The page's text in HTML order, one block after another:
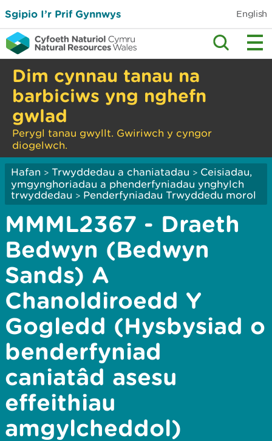
Sgipio I’r Prif Gynnwys English
Dim cynnau tanau na
barbiciws yng nghefn
gwlad
Perygl tanau gwyllt. Gwiriwch y cyngor
diogelwch.
Hafan > Trwyddedau a chaniatadau > Ceisiadau,
ymgynghoriadau a phenderfyniadau ynghylch
trwyddedau > Penderfyniadau Trwyddedu morol
MMML2367 - Draeth
Bedwyn (Bedwyn
Sands) A
Chanoldiroedd Y
Gogledd (Hysbysiad o
benderfyniad
caniatâd asesu
effeithiau
amgylcheddol)